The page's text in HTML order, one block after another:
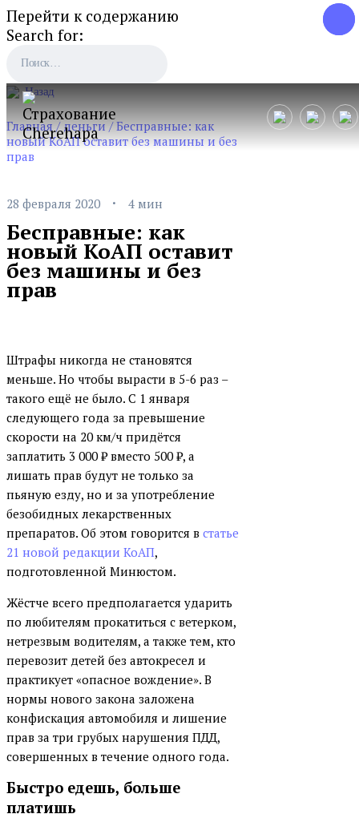
Перейти к содержанию
Search for:
Назад
Главная/деньги/Бесправные: как
новый КоАП оставит без машины и без
прав
28 февраля 2020 · 4 мин
Бесправные: как
новый КоАП оставит
без машины и без
прав
Штрафы никогда не становятся
меньше. Но чтобы вырасти в 5-6 раз –
такого ещё не было. С 1 января
следующего года за превышение
скорости на 20 км/ч придётся
заплатить 3 000₽вместо 500₽, а
лишать прав будут не только за
пьяную езду, но и за употребление
безобидных лекарственных
препаратов. Об этом говорится в статье
21 новой редакции КоАП,
подготовленной Минюстом.
Жёстче всего предполагается ударить
по любителям прокатиться с ветерком,
нетрезвым водителям, а также тем, кто
перевозит детей без автокресел и
практикует «опасное вождение». В
нормы нового закона заложена
конфискация автомобиля и лишение
прав за три грубых нарушения ПДД,
совершенных в течение одного года.
Быстро едешь, больше
платишь